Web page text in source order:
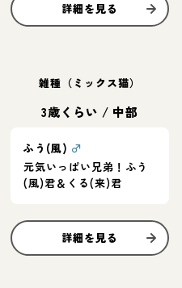
詳細を見る
雑種（ミックス猫）
3歳くらい / 中部
ふう(風) ♂
元気いっぱい兄弟！ふう
(風)君＆くる(来)君
詳細を見る